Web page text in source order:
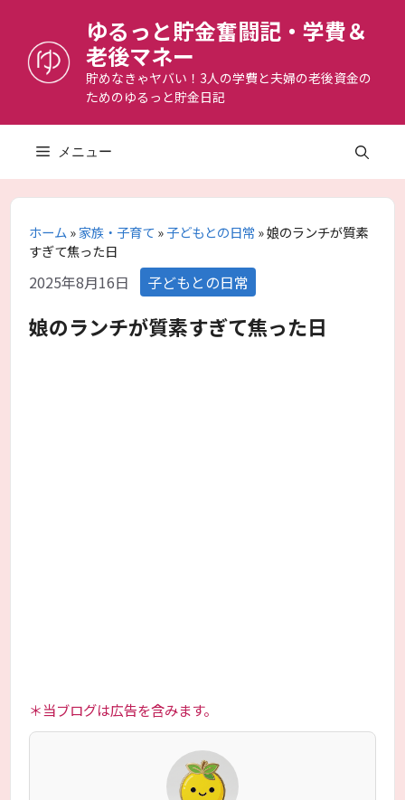
へ
ゆるっと貯金奮闘記・学費＆
老後マネー
貯めなきゃヤバい！3人の学費と夫婦の老後資金の
ためのゆるっと貯金日記
メニュー
ホーム»家族・子育て»子どもとの日常 »娘のランチが質素
すぎて焦った日
2025年8月16日 カ
テ
ゴ
リ
子どもとの日常
娘のランチが質素すぎて焦った日
＊当ブログは広告を含みます。